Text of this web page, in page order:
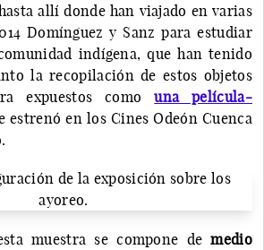
allí donde han viajado en varias
Domínguez y Sanz para estudiar
indígena, que han tenido
la recopilación de estos objetos
expuestos comouna película-
estrenó en los Cines Odeón Cuenca
muestra se compone demedio